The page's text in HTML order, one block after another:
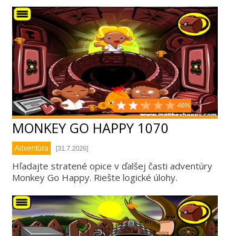
46%
MONKEY GO HAPPY 1070
Adventúra [31.7.2026]
Hľadajte stratené opice v ďalšej časti adventúry
Monkey Go Happy. Riešte logické úlohy.